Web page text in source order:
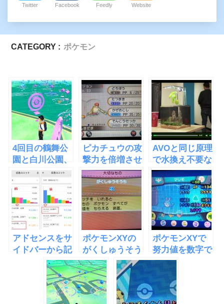
Twitter Facebook Feedly Website
CATEGORY : ポケモン
4回目の鶴舞公
園と白川公園、
ポケモンの巣な
ど
ピカチュウの攻
撃力を倍増させ
るでんきだまの
入手方法
AVOと同じ原理
で水換え不要な
水槽
「EcoQube
C」
アドセンスをサ
イドバーから記
事中に移したら
収益が倍になっ
ポケモンXYの
がくしゅうそう
ちが便利すぎる
件
ポケモンXYで
努力値を数字で
確認する裏ワザ